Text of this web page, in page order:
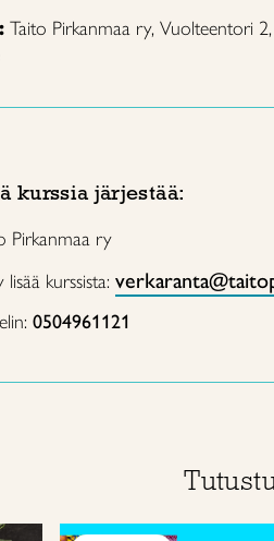
Taito Pirkanmaa ry, Vuolteentori
kurssia järjestää:
Pirkanmaa ry
lisää kurssista:
0504961121